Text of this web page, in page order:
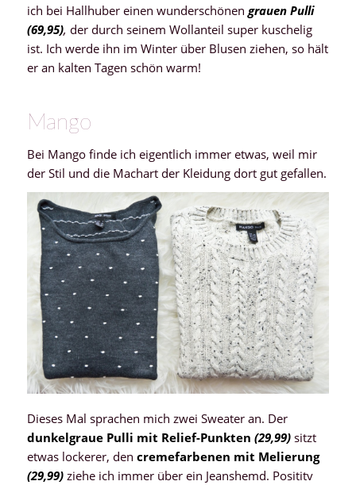
ich bei Hallhuber einen wunderschönen grauen Pulli
(69,95), der durch seinem Wollanteil super kuschelig
ist. Ich werde ihn im Winter über Blusen ziehen, so hält
er an kalten Tagen schön warm!
Mango
Bei Mango finde ich eigentlich immer etwas, weil mir
der Stil und die Machart der Kleidung dort gut gefallen.
Dieses Mal sprachen mich zwei Sweater an. Der
dunkelgraue Pulli mit Relief-Punkten (29,99)sitzt
etwas lockerer, den cremefarbenen mit Melierung
(29,99)ziehe ich immer über ein Jeanshemd. Posititv